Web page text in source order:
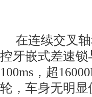
在连续交叉
控牙嵌式差速
100ms，超
轮，车身无明